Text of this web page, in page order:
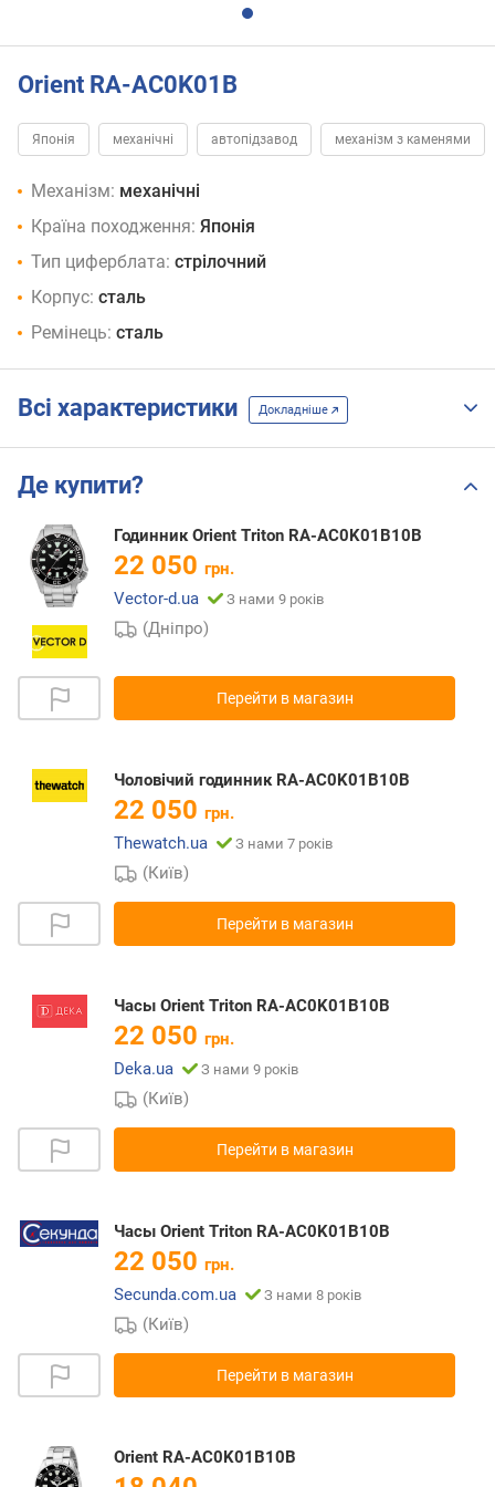
Orient RA-AC0K01B
Японія механічні автопідзавод механізм з каменями
Механізм: механічні
Країна походження: Японія
Тип циферблата: стрілочний
Корпус: сталь
Ремінець: сталь
Всі характеристики Докладніше
Де купити?
Годинник Orient Triton RA-AC0K01B10B
22 050 грн.
Vector-d.ua
З нами 9 років
(Дніпро)
Перейти в магазин
Чоловічий годинник RA-AC0K01B10B
22 050 грн.
Thewatch.ua
З нами 7 років
(Київ)
Перейти в магазин
Часы Orient Triton RA-AC0K01B10B
22 050 грн.
Deka.ua
З нами 9 років
(Київ)
Перейти в магазин
Часы Orient Triton RA-AC0K01B10B
22 050 грн.
Secunda.com.ua
З нами 8 років
(Київ)
Перейти в магазин
Orient RA-AC0K01B10B